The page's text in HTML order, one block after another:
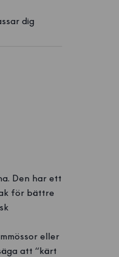
dig
Den har ett
för bättre
eller
att “kärt